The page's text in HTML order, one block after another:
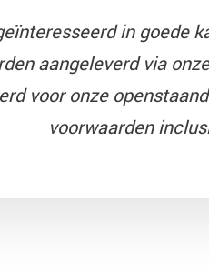
in goede
aangeleverd via
voor onze
voorwaarden